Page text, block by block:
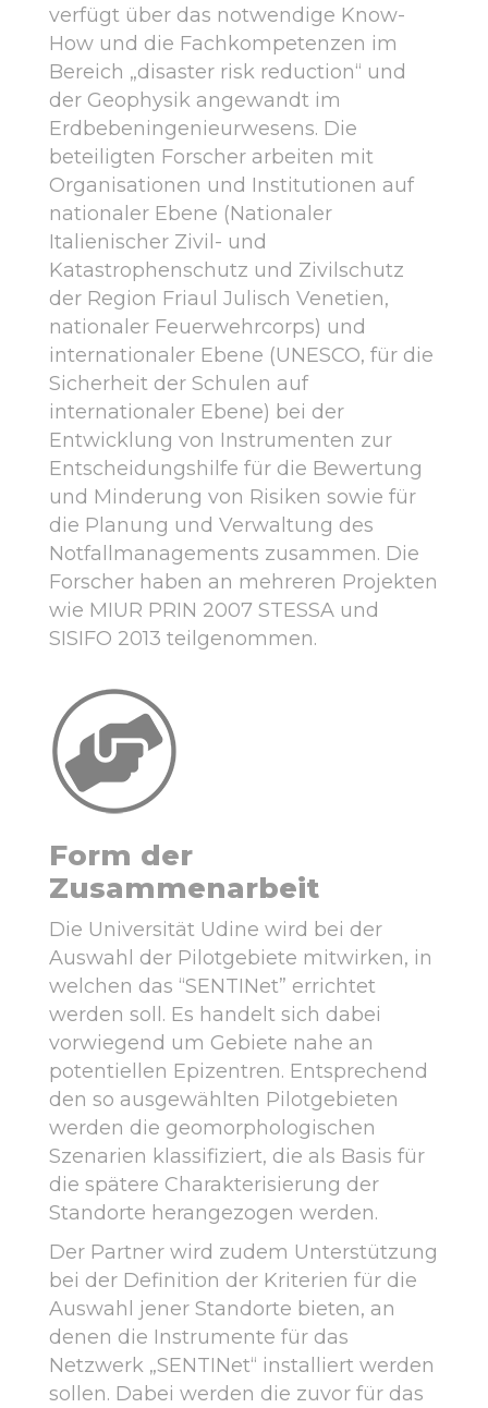
verfügt über das notwendige Know-
How und die Fachkompetenzen im
Bereich „disaster risk reduction“ und
der Geophysik angewandt im
Erdbebeningenieurwesens. Die
beteiligten Forscher arbeiten mit
Organisationen und Institutionen auf
nationaler Ebene (Nationaler
Italienischer Zivil- und
Katastrophenschutz und Zivilschutz
der Region Friaul Julisch Venetien,
nationaler Feuerwehrcorps) und
internationaler Ebene (UNESCO, für die
Sicherheit der Schulen auf
internationaler Ebene) bei der
Entwicklung von Instrumenten zur
Entscheidungshilfe für die Bewertung
und Minderung von Risiken sowie für
die Planung und Verwaltung des
Notfallmanagements zusammen. Die
Forscher haben an mehreren Projekten
wie MIUR PRIN 2007 STESSA und
SISIFO 2013 teilgenommen.
Form der
Zusammenarbeit
Die Universität Udine wird bei der
Auswahl der Pilotgebiete mitwirken, in
welchen das “SENTINet” errichtet
werden soll. Es handelt sich dabei
vorwiegend um Gebiete nahe an
potentiellen Epizentren. Entsprechend
den so ausgewählten Pilotgebieten
werden die geomorphologischen
Szenarien klassifiziert, die als Basis für
die spätere Charakterisierung der
Standorte herangezogen werden.
Der Partner wird zudem Unterstützung
bei der Definition der Kriterien für die
Auswahl jener Standorte bieten, an
denen die Instrumente für das
Netzwerk „SENTINet“ installiert werden
sollen. Dabei werden die zuvor für das